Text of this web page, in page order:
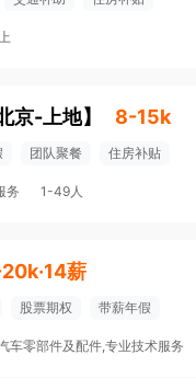
京-上地】 8-15k
团队聚餐 住房补贴
务 1-49人
薪
股票期权 带薪年假
车零部件及配件,专业技术服务